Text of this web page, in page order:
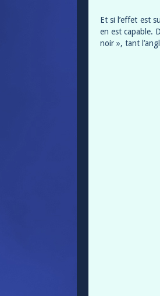
Et si l’effet est
en est capable.
noir », tant